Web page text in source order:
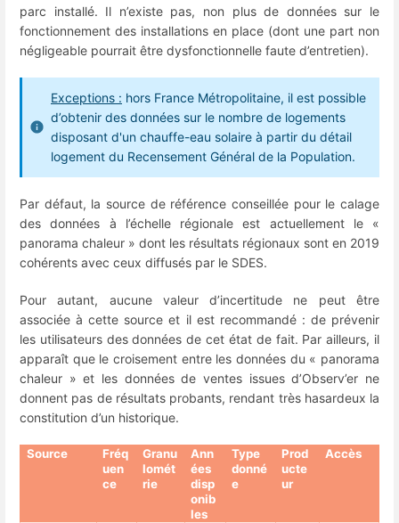
parc installé. Il n’existe pas, non plus de données sur le
fonctionnement des installations en place (dont une part non
négligeable pourrait être dysfonctionnelle faute d’entretien).
Exceptions : hors France Métropolitaine, il est possible
d’obtenir des données sur le nombre de logements
disposant d'un chauffe-eau solaire à partir du détail
logement du Recensement Général de la Population.
Par défaut, la source de référence conseillée pour le calage
des données à l’échelle régionale est actuellement le «
panorama chaleur » dont les résultats régionaux sont en 2019
cohérents avec ceux diffusés par le SDES.
Pour autant, aucune valeur d’incertitude ne peut être
associée à cette source et il est recommandé : de prévenir
les utilisateurs des données de cet état de fait. Par ailleurs, il
apparaît que le croisement entre les données du « panorama
chaleur » et les données de ventes issues d’Observ’er ne
donnent pas de résultats probants, rendant très hasardeux la
constitution d’un historique.
Source
Fréq
uen
ce
Granu
lomét
rie
Ann
ées
disp
onib
les
Type
donné
e
Prod
ucte
ur
Accès